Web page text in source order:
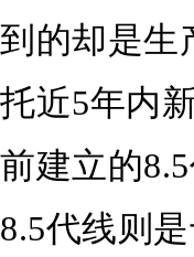
到的却是生
托近5年内
前建立的
8.5代线则